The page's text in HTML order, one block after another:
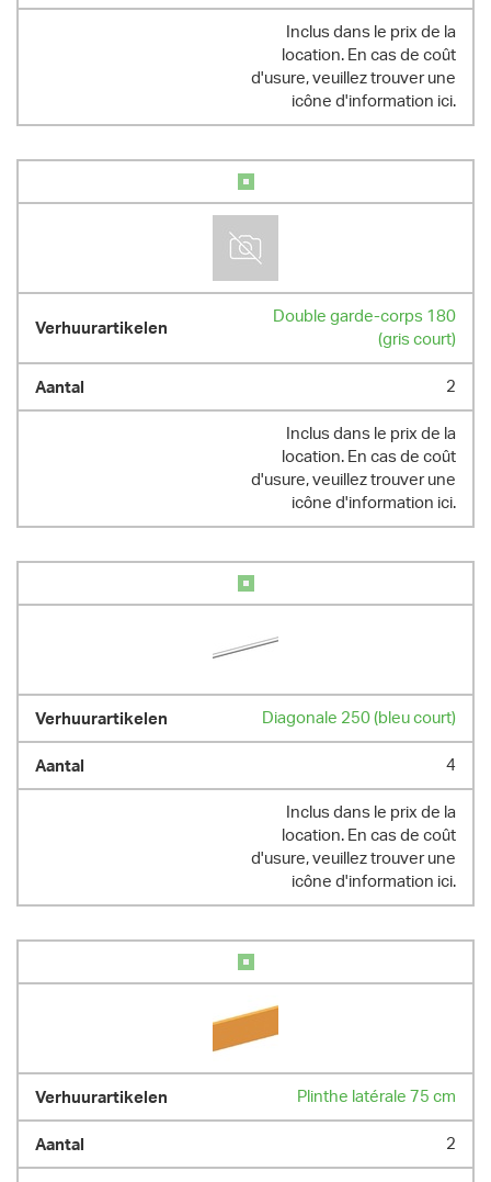
Inclus dans le prix de la
location. En cas de coût
d'usure, veuillez trouver une
icône d'information ici.
Double garde-corps 180
(gris court)
2
Inclus dans le prix de la
location. En cas de coût
d'usure, veuillez trouver une
icône d'information ici.
Diagonale 250 (bleu court)
4
Inclus dans le prix de la
location. En cas de coût
d'usure, veuillez trouver une
icône d'information ici.
Plinthe latérale 75 cm
2